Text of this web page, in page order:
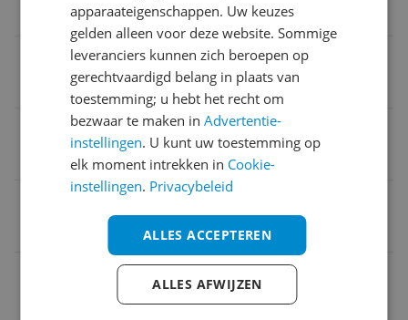
13,6 cm
Type kledingstomer
Handstomer
Taal handleiding
Universeel
Fabrieksgarantie termijn
apparaateigenschappen. Uw keuzes
gelden alleen voor deze website. Sommige
leveranciers kunnen zich beroepen op
gerechtvaardigd belang in plaats van
toestemming; u hebt het recht om
bezwaar te maken inAdvertentie-
instellingen. U kunt uw toestemming op
elk moment intrekken in Cookie-
instellingen. Privacybeleid
ALLES ACCEPTEREN
ALLES AFWIJZEN